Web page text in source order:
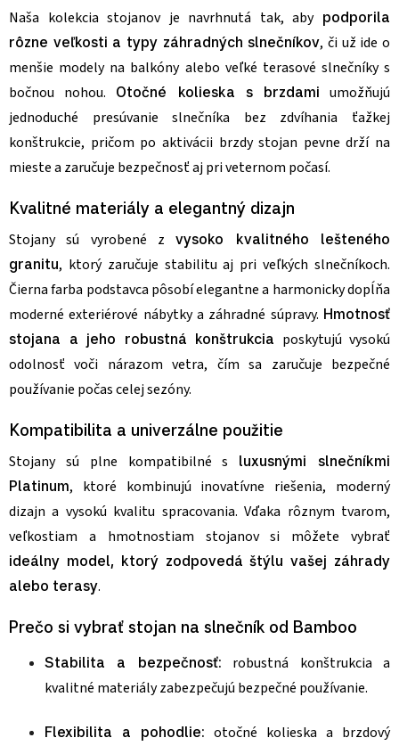
Naša kolekcia stojanov je navrhnutá tak, aby podporila
rôzne veľkosti a typy záhradných slnečníkov, či už ide o
menšie modely na balkóny alebo veľké terasové slnečníky s
bočnou nohou. Otočné kolieska s brzdami umožňujú
jednoduché presúvanie slnečníka bez zdvíhania ťažkej
konštrukcie, pričom po aktivácii brzdy stojan pevne drží na
mieste a zaručuje bezpečnosť aj pri veternom počasí.
Kvalitné materiály a elegantný dizajn
Stojany sú vyrobené zvysoko kvalitného lešteného
granitu, ktorý zaručuje stabilitu aj pri veľkých slnečníkoch.
Čierna farba podstavca pôsobí elegantne a harmonicky dopĺňa
moderné exteriérové nábytky a záhradné súpravy. Hmotnosť
stojana a jeho robustná konštrukcia poskytujú vysokú
odolnosť voči nárazom vetra, čím sa zaručuje bezpečné
používanie počas celej sezóny.
Kompatibilita a univerzálne použitie
Stojany sú plne kompatibilné s luxusnými slnečníkmi
Platinum, ktoré kombinujú inovatívne riešenia, moderný
dizajn a vysokú kvalitu spracovania. Vďaka rôznym tvarom,
veľkostiam a hmotnostiam stojanov si môžete vybrať
ideálny model, ktorý zodpovedá štýlu vašej záhrady
alebo terasy.
Prečo si vybrať stojan na slnečník od Bamboo
Stabilita a bezpečnosť: robustná konštrukcia a
kvalitné materiály zabezpečujú bezpečné používanie.
Flexibilita a pohodlie: otočné kolieska a brzdový